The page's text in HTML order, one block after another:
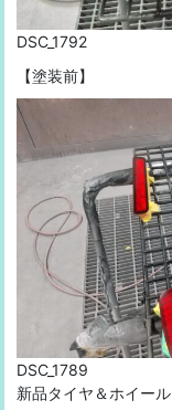
DSC_1792
【塗装前】
DSC_1789
新品タイヤ＆ホイール